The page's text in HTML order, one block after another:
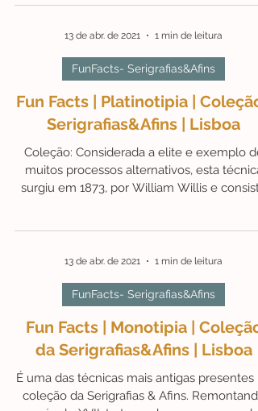
FunFacts- Serigrafias&Afins
Fun Facts | Litografia | Artista |
Serigrafias&Afins | Lisboa
Sabia que Litografia vem de “Litho” que
significa pedra e remete para placa de
ou de metal impressa diretamente sobre
papel?...
FunFacts- Serigrafias&Afins
Fun Facts | Platinotipia | Coleção
Serigrafias&Afins | Lisboa
Coleção: Considerada a elite e exemplo de
muitos processos alternativos, esta técnica
surgiu em 1873, por William Willis e
na...